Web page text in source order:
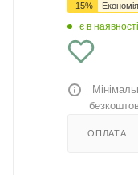
-15% Економія
є в наявності
ОПЛАТА